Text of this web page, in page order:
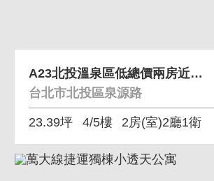
A23北投溫泉區低總價兩房近新北投捷運站
台北市北投區泉源路
23.39坪 4/5樓 2房(室)2廳1衛